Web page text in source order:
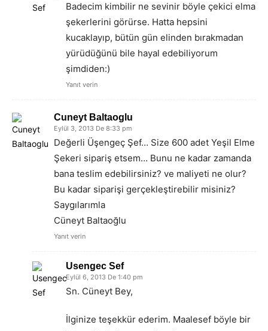
Badecim kimbilir ne sevinir böyle çekici elma
şekerlerini görürse. Hatta hepsini
kucaklayıp, bütün gün elinden bırakmadan
yürüdüğünü bile hayal edebiliyorum
şimdiden:)
Yanıt verin
Cuneyt Baltaoglu
Eylül 3, 2013 De 8:33 pm
Değerli Üşengeç Şef… Size 600 adet Yeşil Elme
Şekeri sipariş etsem… Bunu ne kadar zamanda
bana teslim edebilirsiniz? ve maliyeti ne olur?
Bu kadar siparişi gerçekleştirebilir misiniz?
Saygılarımla
Cüneyt Baltaoğlu
Yanıt verin
Usengec Sef
Eylül 6, 2013 De 1:40 pm
Sn. Cüneyt Bey,
İlginize teşekkür ederim. Maalesef böyle bir